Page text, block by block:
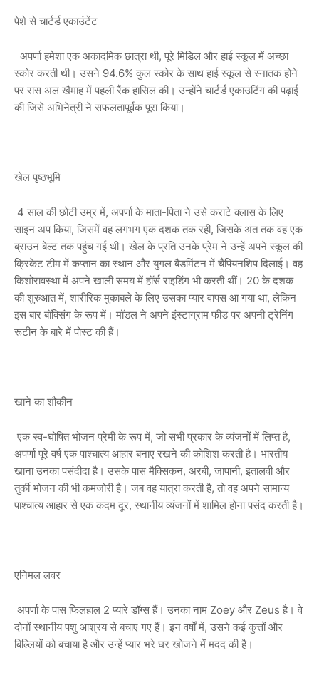
पेशे से चार्टर्ड एकाउंटेंट
अपर्णा हमेशा एक अकादमिक छात्रा थी, पूरे मिडिल और हाई स्कूल में अच्छा
स्कोर करती थी। उसने 94.6% कुल स्कोर के साथ हाई स्कूल से स्नातक होने
पर रास अल खैमाह में पहली रैंक हासिल की। उन्होंने चार्टर्ड एकाउंटिंग की पढ़ाई
की जिसे अभिनेत्री ने सफलतापूर्वक पूरा किया।
खेल पृष्ठभूमि
4 साल की छोटी उम्र में, अपर्णा के माता-पिता ने उसे कराटे क्लास के लिए
साइन अप किया, जिसमें वह लगभग एक दशक तक रही, जिसके अंत तक वह एक
ब्राउन बेल्ट तक पहुंच गई थी। खेल के प्रति उनके प्रेम ने उन्हें अपने स्कूल की
क्रिकेट टीम में कप्तान का स्थान और युगल बैडमिंटन में चैंपियनशिप दिलाई। वह
किशोरावस्था में अपने खाली समय में हॉर्स राइडिंग भी करती थीं। 20 के दशक
की शुरुआत में, शारीरिक मुकाबले के लिए उसका प्यार वापस आ गया था, लेकिन
इस बार बॉक्सिंग के रूप में। मॉडल ने अपने इंस्टाग्राम फीड पर अपनी ट्रेनिंग
रूटीन के बारे में पोस्ट की हैं।
खाने का शौकीन
एक स्व-घोषित भोजन प्रेमी के रूप में, जो सभी प्रकार के व्यंजनों में लिप्त है,
अपर्णा पूरे वर्ष एक पाश्चात्य आहार बनाए रखने की कोशिश करती है। भारतीय
खाना उनका पसंदीदा है। उसके पास मैक्सिकन, अरबी, जापानी, इतालवी और
तुर्की भोजन की भी कमजोरी है। जब वह यात्रा करती है, तो वह अपने सामान्य
पाश्चात्य आहार से एक कदम दूर, स्थानीय व्यंजनों में शामिल होना पसंद करती है।
एनिमल लवर
अपर्णा के पास फिलहाल 2 प्यारे डॉग्स हैं। उनका नाम Zoey और Zeus है। वे
दोनों स्थानीय पशु आश्रय से बचाए गए हैं। इन वर्षों में, उसने कई कुत्तों और
बिल्लियों को बचाया है और उन्हें प्यार भरे घर खोजने में मदद की है।